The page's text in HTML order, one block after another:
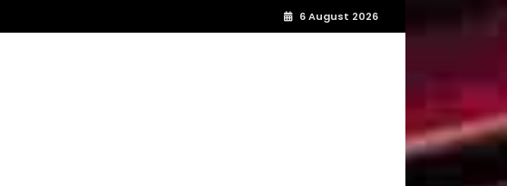
6 August 2026